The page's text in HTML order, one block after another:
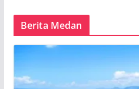
Berita Medan